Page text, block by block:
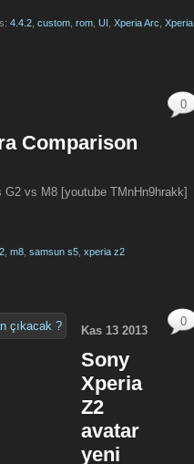
4.4.2 custom rom UI Xperia Arc Xperia
Comparison
vs M8 [youtube TMnHn9hrakk]
0
m8 samsun s5 xperia z2
Kas 13 2013
Sony
Xperia
Z2
avatar
yeni
0